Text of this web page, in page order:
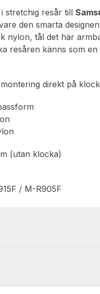
i stretchig resår till
den smarta
nylon, tål det här
resåren känns som
direkt på
(utan klocka)
/ M-R905F